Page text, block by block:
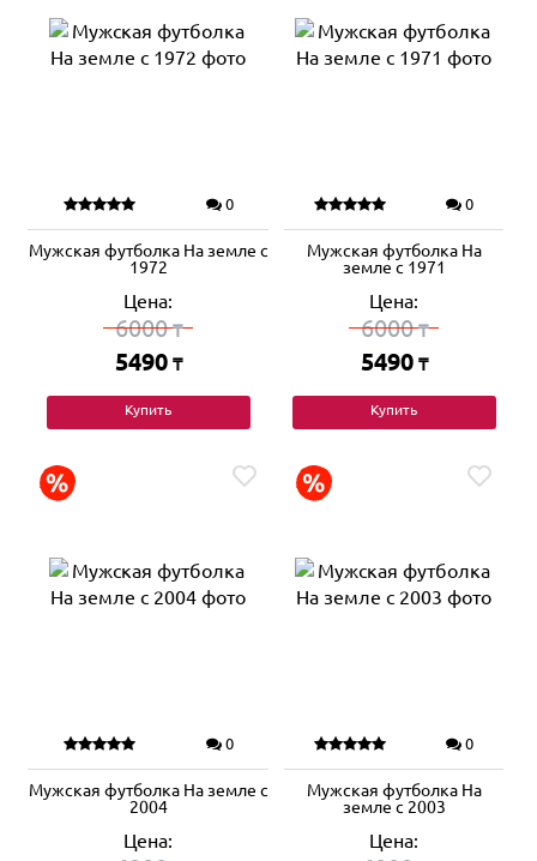
0
Мужская футболка На земле с
1972
Цена:
6000₸
5490 ₸
Купить
0
Мужская футболка На
земле с 1971
Цена:
6000₸
5490 ₸
Купить
0
Мужская футболка На земле с
2004
Цена:
0
Мужская футболка На
земле с 2003
Цена: